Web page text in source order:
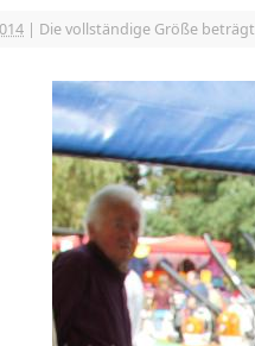
| Die vollständige Größe beträgt